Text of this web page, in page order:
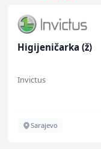
Higijeničarka (ž)
Invictus
Sarajevo